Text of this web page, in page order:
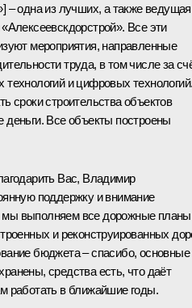
– одна из лучших, а также ведущая
Все эти
мероприятия, направленные
труда, в том числе за
технологий и цифровых
сроки строительства объектов
Все объекты построены
Вас, Владимир
поддержку и внимание
мы выполняем все дорожные планы
и реконструированных
бюджета – спасибо, основные
средства есть, что даёт
работать в ближайшие годы.